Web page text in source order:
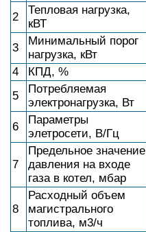
2
Тепловая нагрузка,
кВТ
3
Минимальный порог
нагрузка, кВт
4
КПД, %
5
Потребляемая
электронагрузка, Вт
6
Параметры
элетросети, В/Гц
7
Предельное значение
давления на входе
газа в котел, мбар
8
Расходный объем
магистрального
топлива, м3/ч